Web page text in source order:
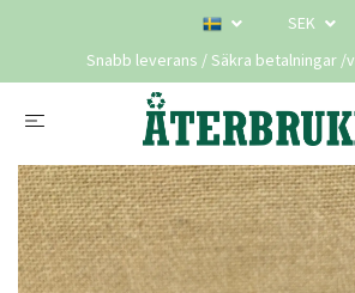
SEK
Snabb leverans / Säkra betalningar